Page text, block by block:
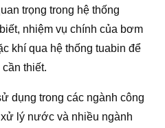
trọng trong hệ thống
nhiệm vụ chính của bơm
khí qua hệ thống tuabin để
thiết.
dụng trong các ngành công
lý nước và nhiều ngành